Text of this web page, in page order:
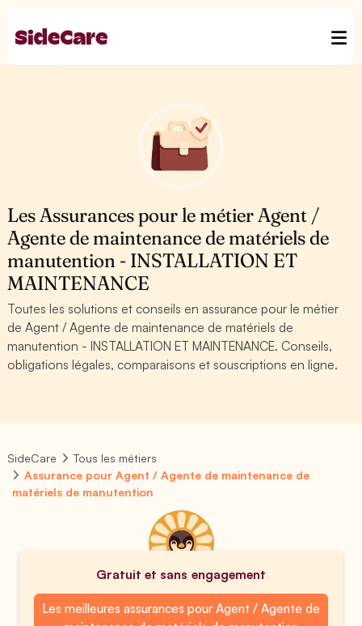
Les Assurances pour le métier Agent /
Agente de maintenance de matériels de
manutention - INSTALLATION ET
MAINTENANCE
Toutes les solutions et conseils en assurance pour le métier
de Agent / Agente de maintenance de matériels de
manutention - INSTALLATION ET MAINTENANCE. Conseils,
obligations légales, comparaisons et souscriptions en ligne.
SideCare
Tous les métiers
Assurance pour Agent / Agente de maintenance de
matériels de manutention
Gratuit et sans engagement
Les meilleures assurances pour Agent / Agente de